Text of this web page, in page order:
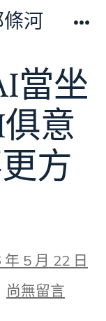
河
當坐
意
方
5 月 22 日
在
〈中
尚無留言